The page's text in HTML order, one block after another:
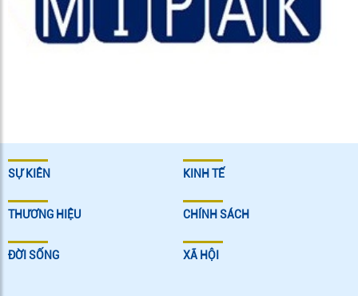
SỰ KIÊN KINH TẾ
THƯƠNG HIỆU CHÍNH SÁCH
ĐỜI SỐNG XÃ HỘI